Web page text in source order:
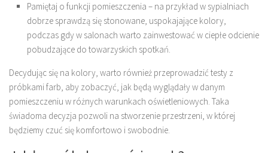
Pamiętaj o funkcji pomieszczenia – na przykład w sypialniach
dobrze sprawdzą się stonowane, uspokajające kolory,
podczas gdy w salonach warto zainwestować w ciepłe odcienie
pobudzające do towarzyskich spotkań.
Decydując się na kolory, warto również przeprowadzić testy z
próbkami farb, aby zobaczyć, jak będą wyglądały w danym
pomieszczeniu w różnych warunkach oświetleniowych. Taka
świadoma decyzja pozwoli na stworzenie przestrzeni, w której
będziemy czuć się komfortowo i swobodnie.